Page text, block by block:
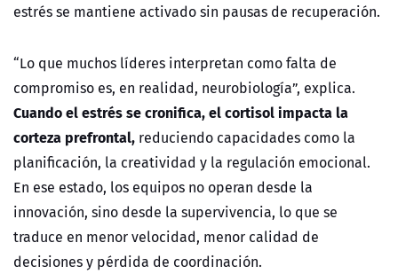
estrés se mantiene activado sin pausas de recuperación.
“Lo que muchos líderes interpretan como falta de
compromiso es, en realidad, neurobiología”, explica.
Cuando el estrés se cronifica, el cortisol impacta la
corteza prefrontal, reduciendo capacidades como la
planificación, la creatividad y la regulación emocional.
En ese estado, los equipos no operan desde la
innovación, sino desde la supervivencia, lo que se
traduce en menor velocidad, menor calidad de
decisiones y pérdida de coordinación.